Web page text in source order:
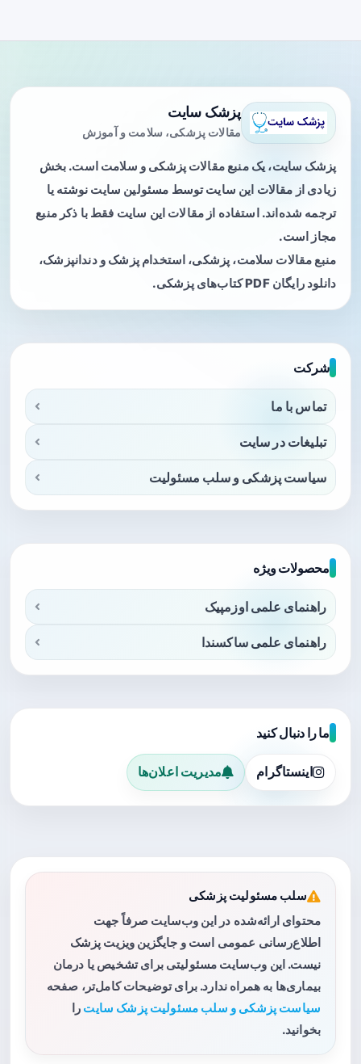
پزشک سایت
مقالات پزشکی، سلامت و آموزش
پزشک سایت، یک منبع مقالات پزشکی و سلامت است. بخش
زیادی از مقالات این سایت توسط مسئولین سایت نوشته یا
ترجمه شده‌اند. استفاده از مقالات این سایت فقط با ذکر منبع
مجاز است.
منبع مقالات سلامت، پزشکی، استخدام پزشک و دندانپزشک،
دانلود رایگان PDF کتاب‌های پزشکی.
شرکت
تماس با ما
تبلیغات در سایت
سیاست پزشکی و سلب مسئولیت
محصولات ویژه
راهنمای علمی اوزمپیک
راهنمای علمی ساکسندا
ما را دنبال کنید
اینستاگرام مدیریت اعلان‌ها
سلب مسئولیت پزشکی
محتوای ارائه‌شده در این وب‌سایت صرفاً جهت
اطلاع‌رسانی عمومی است و جایگزین ویزیت پزشک
نیست. این وب‌سایت مسئولیتی برای تشخیص یا درمان
بیماری‌ها به همراه ندارد. برای توضیحات کامل‌تر، صفحه
سیاست پزشکی و سلب مسئولیت پزشک سایت را
بخوانید.